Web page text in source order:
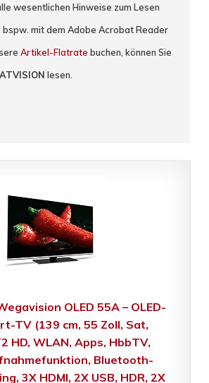
wesentlichen Hinweise zum Lesen
mit dem Adobe Acrobat Reader
Artikel-Flatrate buchen, können Sie
lesen.
OLED 55A – OLED-
TV (139 cm, 55 Zoll, Sat,
HD, WLAN, Apps, HbbTV,
Bluetooth-
3X HDMI, 2X USB, HDR, 2X